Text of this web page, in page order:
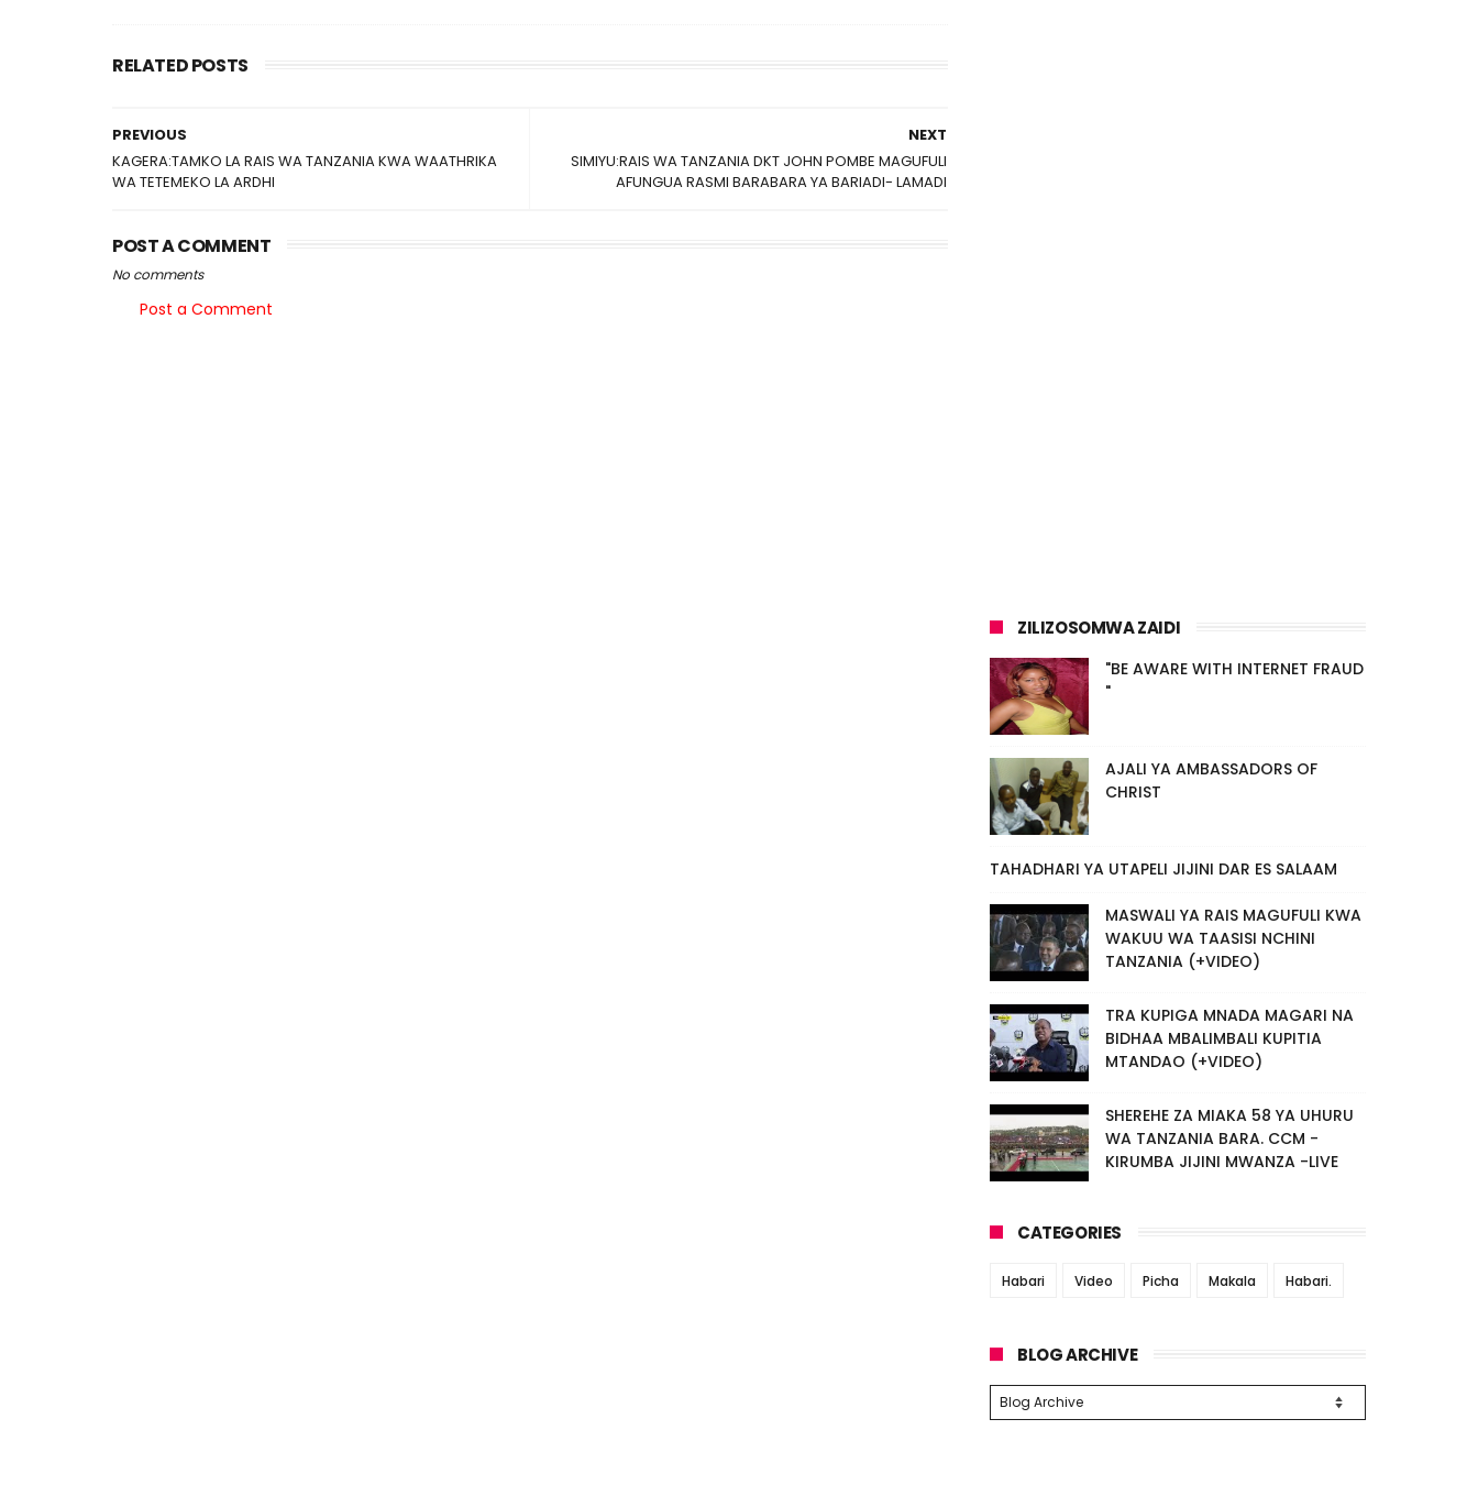
RELATED POSTS
NEXT
SIMIYU:RAIS WA TANZANIA DKT JOHN POMBE MAGUFULI
AFUNGUA RASMI BARABARA YA BARIADI- LAMADI
PREVIOUS
KAGERA:TAMKO LA RAIS WA TANZANIA KWA WAATHRIKA
WA TETEMEKO LA ARDHI
POST A COMMENT
No comments
Post a Comment
ZILIZOSOMWA ZAIDI
"BE AWARE WITH INTERNET FRAUD
"
AJALI YA AMBASSADORS OF
CHRIST
TAHADHARI YA UTAPELI JIJINI DAR ES SALAAM
MASWALI YA RAIS MAGUFULI KWA
WAKUU WA TAASISI NCHINI
TANZANIA (+VIDEO)
TRA KUPIGA MNADA MAGARI NA
BIDHAA MBALIMBALI KUPITIA
MTANDAO (+VIDEO)
SHEREHE ZA MIAKA 58 YA UHURU
WA TANZANIA BARA. CCM -
KIRUMBA JIJINI MWANZA -LIVE
CATEGORIES
Habari Video Picha Makala Habari.
BLOG ARCHIVE